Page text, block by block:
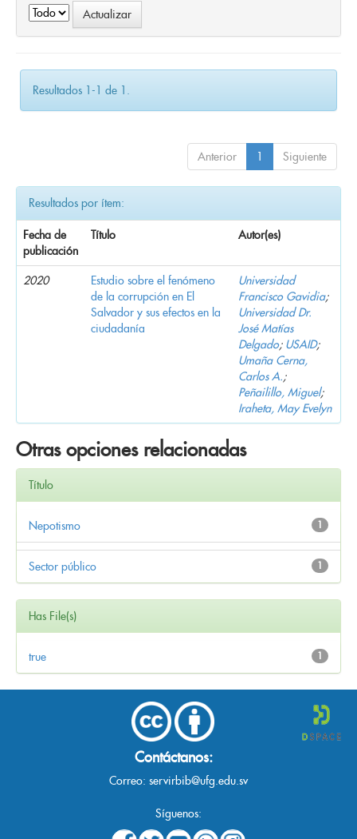
Resultados 1-1 de 1.
Anterior 1 Siguiente
Resultados por ítem:
Fecha de
publicación
Título Autor(es)
2020
Estudio sobre el fenómeno
de la corrupción en El
Salvador y sus efectos en la
ciudadanía
Universidad
Francisco Gavidia;
Universidad Dr.
José Matías
Delgado; USAID;
Umaña Cerna,
Carlos A.;
Peñailillo, Miguel;
Iraheta, May Evelyn
Otras opciones relacionadas
Título
1
Nepotismo
1
Sector público
Has File(s)
1
true
Contáctanos:
Correo: servirbib@ufg.edu.sv
Síguenos: